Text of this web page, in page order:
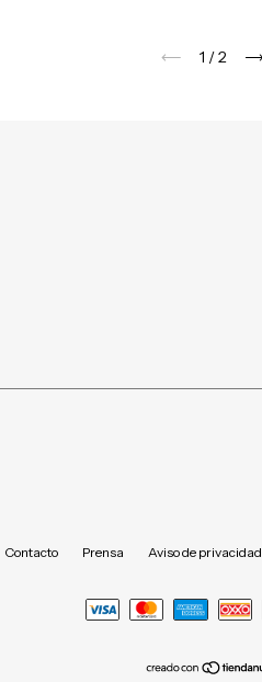
1 /2
Contacto Prensa Aviso de privacidad